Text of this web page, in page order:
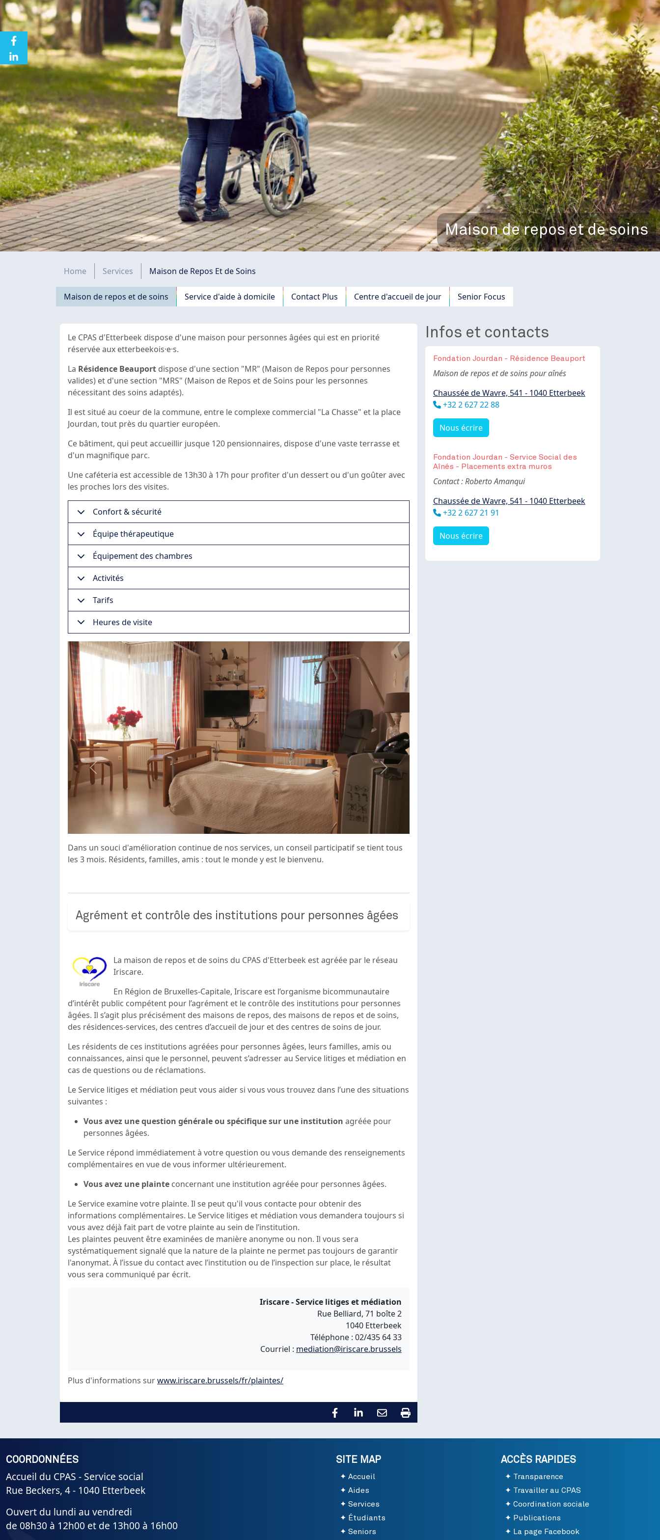
Maison de repos et de soins
Fil d'Ariane
Home Services Maison de Repos Et de Soins
Navigation principale
Maison de repos et de soins Service d'aide à domicile Contact Plus Centre d'accueil de jour Senior Focus
Le CPAS d'Etterbeek dispose d'une maison pour personnes âgées qui est en priorité
réservée aux etterbeekois·e·s.
La Résidence Beauport dispose d'une section "MR" (Maison de Repos pour personnes
valides) et d'une section "MRS" (Maison de Repos et de Soins pour les personnes
nécessitant des soins adaptés).
Il est situé au coeur de la commune, entre le complexe commercial "La Chasse" et la place
Jourdan, tout près du quartier européen.
Ce bâtiment, qui peut accueillir jusque 120 pensionnaires, dispose d'une vaste terrasse et
d'un magnifique parc.
Une caféteria est accessible de 13h30 à 17h pour profiter d'un dessert ou d'un goûter avec
les proches lors des visites.
Confort & sécurité
Équipe thérapeutique
Équipement des chambres
Activités
Tarifs
Heures de visite
Previous Next
Dans un souci d'amélioration continue de nos services, un conseil participatif se tient tous
les 3 mois. Résidents, familles, amis : tout le monde y est le bienvenu.
Agrément et contrôle des institutions pour personnes âgées
La maison de repos et de soins du CPAS d'Etterbeek est agréée par le réseau
Iriscare.
En Région de Bruxelles-Capitale, Iriscare est l’organisme bicommunautaire
d’intérêt public compétent pour l’agrément et le contrôle des institutions pour personnes
âgées. Il s’agit plus précisément des maisons de repos, des maisons de repos et de soins,
des résidences-services, des centres d’accueil de jour et des centres de soins de jour.
Les résidents de ces institutions agréées pour personnes âgées, leurs familles, amis ou
connaissances, ainsi que le personnel, peuvent s’adresser au Service litiges et médiation en
cas de questions ou de réclamations.
Le Service litiges et médiation peut vous aider si vous vous trouvez dans l’une des situations
suivantes :
Vous avez une question générale ou spécifique sur une institution agréée pour
personnes âgées.
Le Service répond immédiatement à votre question ou vous demande des renseignements
complémentaires en vue de vous informer ultérieurement.
Vous avez une plainte concernant une institution agréée pour personnes âgées.
Le Service examine votre plainte. Il se peut qu'il vous contacte pour obtenir des
informations complémentaires. Le Service litiges et médiation vous demandera toujours si
vous avez déjà fait part de votre plainte au sein de l’institution.
Les plaintes peuvent être examinées de manière anonyme ou non. Il vous sera
systématiquement signalé que la nature de la plainte ne permet pas toujours de garantir
l'anonymat. À l’issue du contact avec l’institution ou de l’inspection sur place, le résultat
vous sera communiqué par écrit.
Iriscare - Service litiges et médiation
Rue Belliard, 71 boîte 2
1040 Etterbeek
Téléphone : 02/435 64 33
Courriel : mediation@iriscare.brussels
Plus d'informations surwww.iriscare.brussels/fr/plaintes/
Infos et contacts
Fondation Jourdan - Résidence Beauport
Body
Maison de repos et de soins pour aînés
Chaussée de Wavre, 541 - 1040 Etterbeek
Téléphone
+32 2 627 22 88
Nous écrire
Fondation Jourdan - Service Social des
Aînés - Placements extra muros
Body
Contact : Roberto Amanqui
Chaussée de Wavre, 541 - 1040 Etterbeek
Téléphone
+32 2 627 21 91
Nous écrire
COORDONNÉES
Accueil du CPAS - Service social
Rue Beckers, 4 - 1040 Etterbeek
Ouvert du lundi au vendredi
de 08h30 à 12h00 et de 13h00 à 16h00
SITE MAP
Accueil
Aides
Services
Étudiants
Seniors
ACCÈS RAPIDES
Transparence
Travailler au CPAS
Coordination sociale
Publications
La page Facebook